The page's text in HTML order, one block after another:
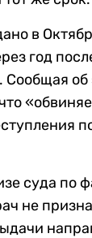
в
год
Сообщая
суда по
не